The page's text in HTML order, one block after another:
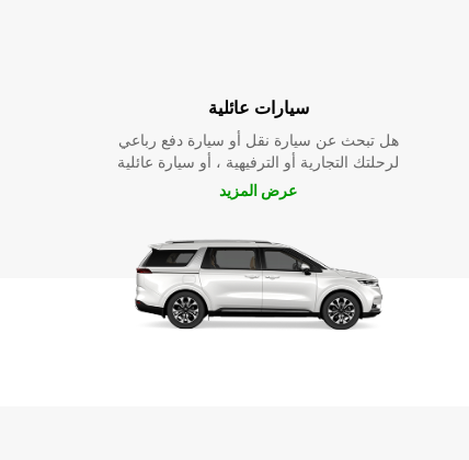
سيارات عائلية
هل تبحث عن سيارة نقل أو سيارة دفع رباعي
لرحلتك التجارية أو الترفيهية ، أو سيارة عائلية
عرض المزيد